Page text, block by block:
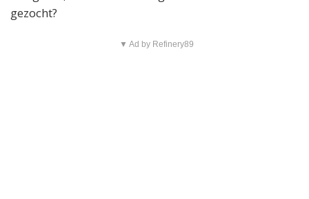
gezocht?
▼ Ad by Refinery89